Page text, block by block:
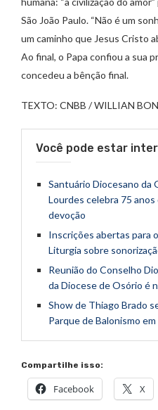
São João Paulo. “Não é um
um caminho que Jesus Cristo
Ao final, o Papa confiou a sua
concedeu a bênção final.
TEXTO: CNBB / WILLIAN
Você pode estar
Santuário Diocesano da
Lourdes celebra 75
devoção
Inscrições abertas para
Liturgia sobre
Reunião do Conselho
da Diocese de Osório é
Show de Thiago Brado
Parque de Balonismo
Compartilhe isso:
Facebook X